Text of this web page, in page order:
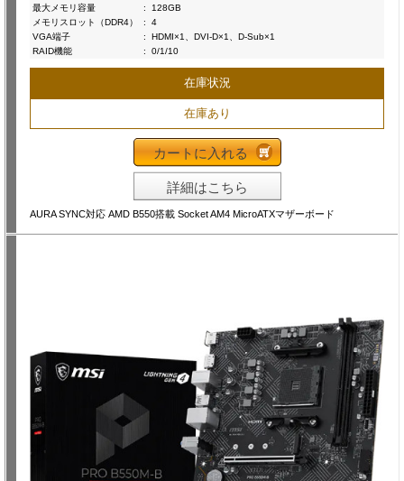
最大メモリ容量
:
128GB
メモリスロット（DDR4）
:
4
VGA端子
:
HDMI×1、DVI-D×1、D-Sub×1
RAID機能
: 0/1/10
在庫状況
在庫あり
カートに入れる
詳細はこちら
AURA SYNC対応 AMD B550搭載 Socket AM4 MicroATXマザーボード